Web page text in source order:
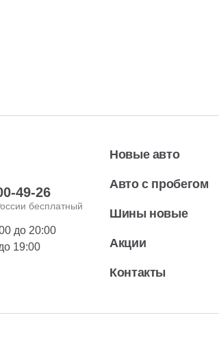
49-26
бесплатный
до 20:00
19:00
Новые авто
Авто с пробегом
Шины новые
Акции
Контакты